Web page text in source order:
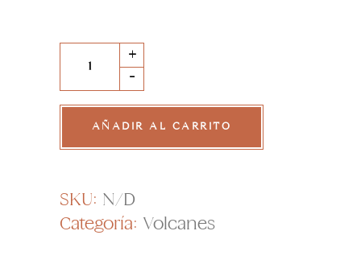
Lúcuma
quantity
-
+
AÑADIR AL CARRITO
SKU: N/D
Categoría: Volcanes